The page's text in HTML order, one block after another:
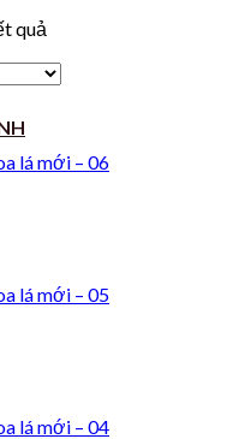
quả
lá mới – 06
lá mới – 05
lá mới – 04